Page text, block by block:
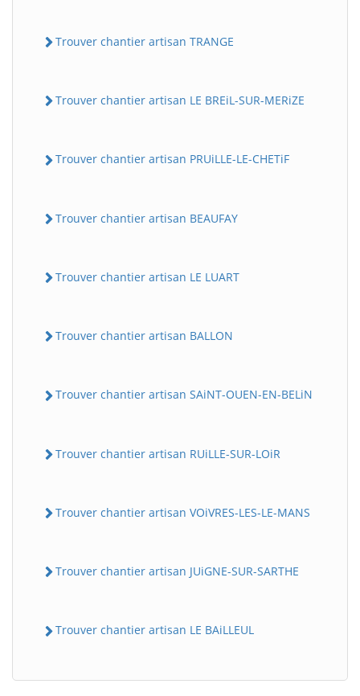
Trouver chantier artisan TRANGE
Trouver chantier artisan LE BREiL-SUR-MERiZE
Trouver chantier artisan PRUiLLE-LE-CHETiF
Trouver chantier artisan BEAUFAY
Trouver chantier artisan LE LUART
Trouver chantier artisan BALLON
Trouver chantier artisan SAiNT-OUEN-EN-BELiN
Trouver chantier artisan RUiLLE-SUR-LOiR
Trouver chantier artisan VOiVRES-LES-LE-MANS
Trouver chantier artisan JUiGNE-SUR-SARTHE
Trouver chantier artisan LE BAiLLEUL